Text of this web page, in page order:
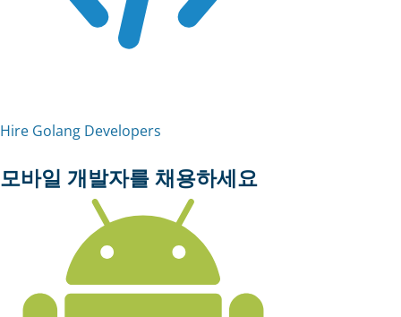
Hire Golang Developers
모바일 개발자를 채용하세요